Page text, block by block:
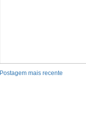
Postagem mais recente